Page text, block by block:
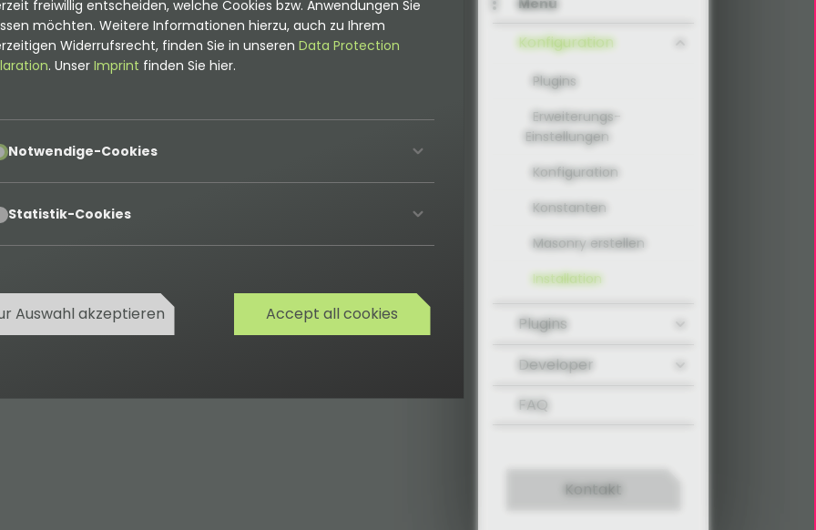
Menü
Konfiguration
Plugins
Erweiterungs-
Einstellungen
Konfiguration
Konstanten
Masonry erstellen
Installation
Plugins
Developer
FAQ
Kontakt
freiwillig entscheiden, welche Cookies bzw. Anwendungen Sie
möchten. Weitere Informationen hierzu, auch zu Ihrem
Widerrufsrecht, finden Sie in unseren Data Protection
. Unser Imprint finden Sie hier.
Notwendige-Cookies
Statistik-Cookies
Auswahl akzeptieren Accept all cookies